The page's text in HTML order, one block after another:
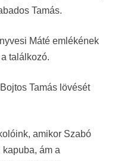
Tamás.
Máté emlékének
találkozó.
Tamás lövését
amikor Szabó
ám a